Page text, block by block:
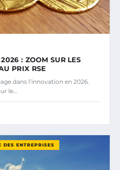
: ZOOM SUR LES
PRIX RSE
dans l’innovation en 2026.
le…
DES ENTREPRISES